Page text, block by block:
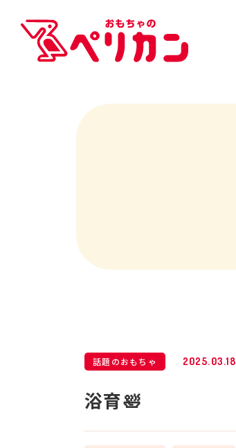
話題のおもちゃ 2025.03.18
浴育🛀